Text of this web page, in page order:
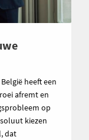
heeft een
afremt en
op
kiezen
dat